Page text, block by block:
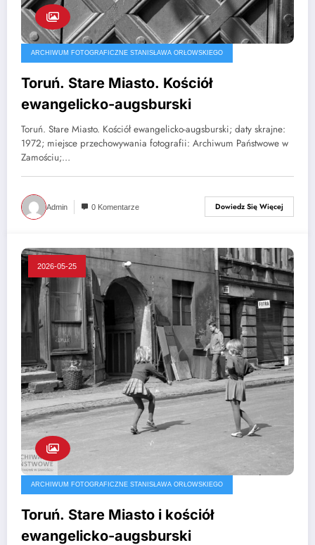
ARCHIWUM FOTOGRAFICZNE STANISŁAWA ORŁOWSKIEGO
Toruń. Stare Miasto. Kościół
ewangelicko-augsburski
Toruń. Stare Miasto. Kościół ewangelicko-augsburski; daty skrajne:
1972; miejsce przechowywania fotografii: Archiwum Państwowe w
Zamościu;…
Admin 0 Komentarze Dowiedz Się Więcej
2026-05-25
ARCHIWUM FOTOGRAFICZNE STANISŁAWA ORŁOWSKIEGO
Toruń. Stare Miasto i kościół
ewangelicko-augsburski